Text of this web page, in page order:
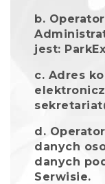
jest:
Adres
danych
danych
Serwisie.